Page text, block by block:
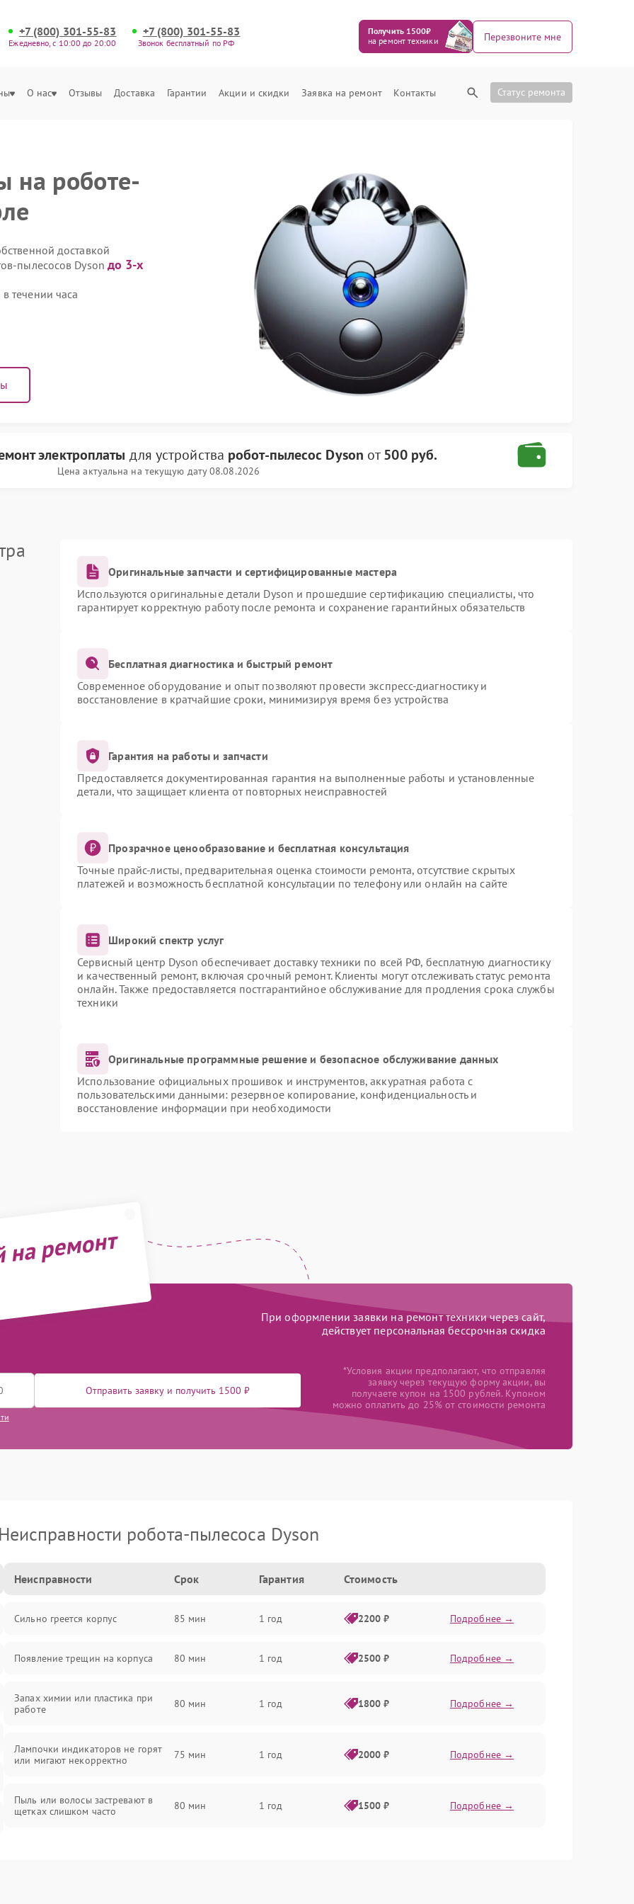
+7 (800) 301-55-83
Ежедневно, с 10:00 до 20:00
+7 (800) 301-55-83
Звонок бесплатный по РФ
Получить 1500₽
на ремонт техники
Перезвоните мне
О нас Отзывы Доставка Гарантии Акции и скидки Заявка на ремонт Контакты Статус ремонта
на роботе-
доставкой
пылесосов Dyson до 3-х
течении часа
электроплаты для устройства робот-пылесос Dyson от500 руб.
Цена актуальна на текущую дату 08.08.2026
Оригинальные запчасти и сертифицированные мастера
Используются оригинальные детали Dyson и прошедшие сертификацию специалисты, что
гарантирует корректную работу после ремонта и сохранение гарантийных обязательств
Бесплатная диагностика и быстрый ремонт
Современное оборудование и опыт позволяют провести экспресс-диагностику и
восстановление в кратчайшие сроки, минимизируя время без устройства
Гарантия на работы и запчасти
Предоставляется документированная гарантия на выполненные работы и установленные
детали, что защищает клиента от повторных неисправностей
Прозрачное ценообразование и бесплатная консультация
Точные прайс-листы, предварительная оценка стоимости ремонта, отсутствие скрытых
платежей и возможность бесплатной консультации по телефону или онлайн на сайте
Широкий спектр услуг
Сервисный центр Dyson обеспечивает доставку техники по всей РФ, бесплатную диагностику
и качественный ремонт, включая срочный ремонт. Клиенты могут отслеживать статус ремонта
онлайн. Также предоставляется постгарантийное обслуживание для продления срока службы
техники
Оригинальные программные решение и безопасное обслуживание данных
Использование официальных прошивок и инструментов, аккуратная работа с
пользовательскими данными: резервное копирование, конфиденциальность и
восстановление информации при необходимости
ремонт
При оформлении заявки на ремонт техники через сайт,
действует персональная бессрочная скидка
Отправить заявку и получить 1500 ₽
*Условия акции предполагают, что отправляя
заявку через текущую форму акции, вы
получаете купон на 1500 рублей. Купоном
можно оплатить до 25% от стоимости ремонта
Неисправности робота-пылесоса Dyson
Неисправности Срок Гарантия Стоимость
Сильно греется корпус 85 мин 1 год 2200 ₽ Подробнее →
Появление трещин на корпуса 80 мин 1 год 2500 ₽ Подробнее →
Запах химии или пластика при
работе
80 мин 1 год 1800 ₽ Подробнее →
Лампочки индикаторов не горят
или мигают некорректно
75 мин 1 год 2000 ₽ Подробнее →
Пыль или волосы застревают в
щетках слишком часто
80 мин 1 год 1500 ₽ Подробнее →